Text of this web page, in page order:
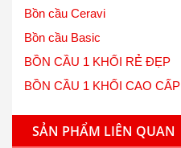
Bồn cầu Ceravi
Bồn cầu Basic
BỒN CẦU 1 KHỐI RẺ ĐẸP
BỒN CẦU 1 KHỐI CAO CẤP
SẢN PHẨM LIÊN QUAN